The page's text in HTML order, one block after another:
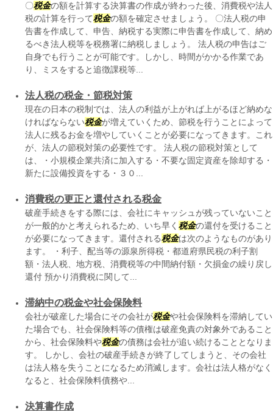
〇税金の額を計算する決算書の作成が終わった後、消費税や法人
税の計算を行って税金の額を確定させましょう。 〇法人税の申
告書を作成して、申告、納税する実際に申告書を作成して、納め
るべき法人税等を税務署に納税しましょう。 法人税の申告はご
自身でも行うことが可能です。しかし、時間がかかる作業であ
り、ミスをすると追徴課税等...
法人税の税金・節税対策
現在の日本の税制では、法人の利益が上がれば上がるほど納めな
ければならない税金が増えていくため、節税を行うことによって
法人に残るお金を増やしていくことが必要になってきます。これ
が、法人の節税対策の必要性です。 法人税の節税対策として
は、・小規模企業共済に加入する・不要な固定資産を除却する・
新たに設備投資をする・３０...
消費税の更正と還付される税金
破産手続きをする際には、会社にキャッシュが残っていないこと
が一般的かと考えられるため、いち早く 税金の還付を受けること
が必要になってきます。還付される税金は次のようなものがあり
ます。 ・利子、配当等の源泉所得税・都道府県民税の利子割
額・法人税、地方税、消費税等の中間納付額・欠損金の繰り戻し
還付 預かり消費税に関して...
滞納中の税金や社会保険料
会社が破産した場合にその会社が税金や社会保険料を滞納してい
た場合でも、社会保険料等の債権は破産免責の対象外であること
から、社会保険料や税金の債務は会社が追い続けることとなりま
す。 しかし、会社の破産手続きが終了してしまうと、その会社
は法人格を失うことになるため消滅します。会社は法人格がなく
なると、社会保険料債務や...
決算書作成